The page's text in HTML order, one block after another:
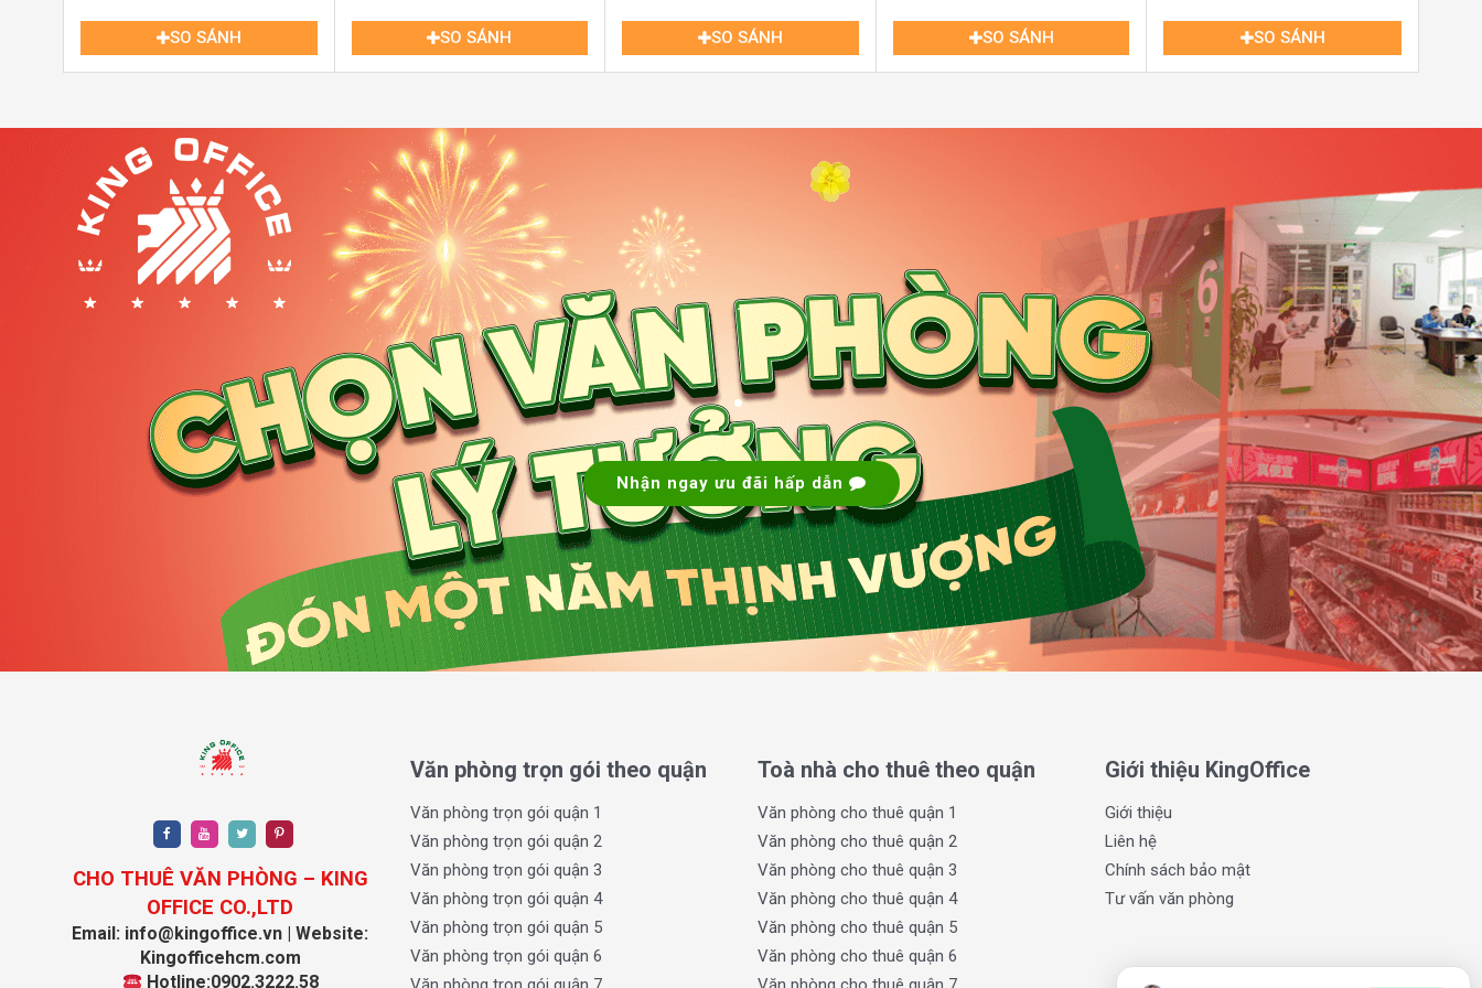
Lễ Tân Tòa Nhà White House Newport Building Bình Thạnh
II. Quy mô và thiết kế White House Newport Building
White House Newport Building mang phong cách thiết kế thanh lịch và hiện đại, kết hợp giữa kiến
trúc biệt thự và chức năng văn phòng chuyên nghiệp, tạo ra không gian làm việc linh hoạt và hiệu
quả. Một số điểm nổi bật về thiết kế và quy mô:
Kết cấu xây dựng gọn gàng và hợp lý: Tòa nhà gồm 6 tầng nổi, 1 trệt và 1 hầm để xe, cung cấp
mặt bằng rộng rãi và thoáng đãng cho từng doanh nghiệp.
Diện tích linh hoạt theo nhu cầu: Các diện tích cho thuê được chia nhỏ từ 40m² đến hơn
110m², phù hợp với nhiều loại hình doanh nghiệp.
Thiết kế thân thiện ánh sáng tự nhiên
: Mỗi mặt sàn đều được bố trí cửa sổ lớn, tận dụng tối
Không gian nội thất hiện đại, dễ bố trí: Mặt bằng trống suốt, dễ setup nội thất theo yêu cầu
công năng của từng phòng ban.
Quy mô hợp lý, thiết kế tinh tế và khả năng linh hoạt cao chính là những yếu tố giúp White House
Newport Building được đánh giá cao trong phân khúc văn phòng cho thuê hạng C tại Bình Thạnh.
SO SÁNH SO SÁNH SO SÁNH SO SÁNH SO SÁNH
.
.
Nhận ngay ưu đãi hấp dẫn
CHO THUÊ VĂN PHÒNG – KING
OFFICE CO.,LTD
Email: info@kingoffice.vn | Website:
Kingofficehcm.com
Hotline:0902.3222.58
Văn phòng trọn gói theo quận
Văn phòng trọn gói quận 1
Văn phòng trọn gói quận 2
Văn phòng trọn gói quận 3
Văn phòng trọn gói quận 4
Văn phòng trọn gói quận 5
Văn phòng trọn gói quận 6
Toà nhà cho thuê theo quận
Văn phòng cho thuê quận 1
Văn phòng cho thuê quận 2
Văn phòng cho thuê quận 3
Văn phòng cho thuê quận 4
Văn phòng cho thuê quận 5
Văn phòng cho thuê quận 6
Giới thiệu KingOffice
Giới thiệu
Liên hệ
Chính sách bảo mật
Tư vấn văn phòng